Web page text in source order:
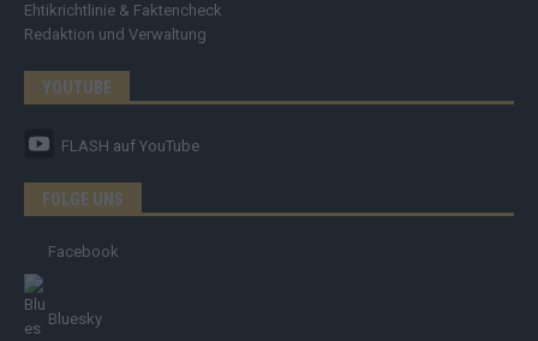
Ehtikrichtlinie & Faktencheck
Redaktion und Verwaltung
YOUTUBE
FLASH auf YouTube
FOLGE UNS
Facebook
Bluesky